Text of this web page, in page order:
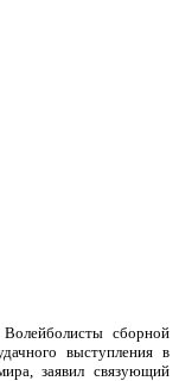
сборной
выступления в
заявил связующий